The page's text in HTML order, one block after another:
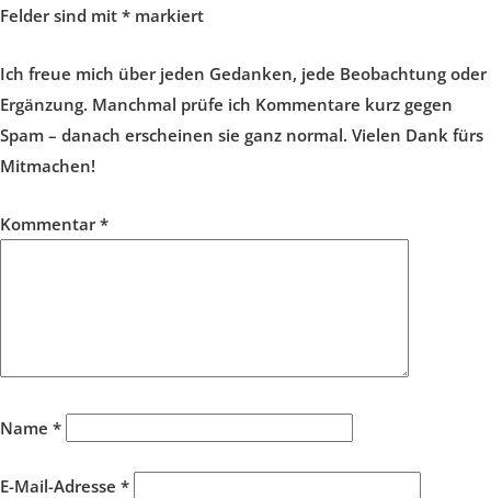
Felder sind mit * markiert
Ich freue mich über jeden Gedanken, jede Beobachtung oder
Ergänzung. Manchmal prüfe ich Kommentare kurz gegen
Spam – danach erscheinen sie ganz normal. Vielen Dank fürs
Mitmachen!
Kommentar*
Name *
E-Mail-Adresse *